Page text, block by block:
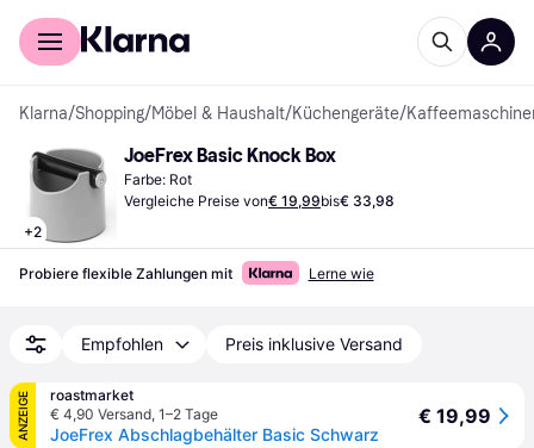
Für Shopper
Klarna/Shopping/Möbel & Haushalt/Küchengeräte/
+2
JoeFrex Basic Knock Box
Farbe: Rot
Vergleiche Preise von€ 19,99bis€ 33,98
Probiere flexible Zahlungen mit Lerne wie
Empfohlen Preis inklusive Versand
ANZEIGE
roastmarket
€ 4,90 Versand, 1–2 Tage
JoeFrex Abschlagbehälter Basic Schwarz
€ 19,99